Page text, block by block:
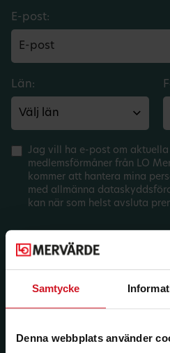
Samtycke
Denna webbplats använder
E-post:
Län:
Jag vill ha e-post om aktuella
medlemsförmåner från LO
kommer att hantera mina
med allmänna
kan när som helst avsluta